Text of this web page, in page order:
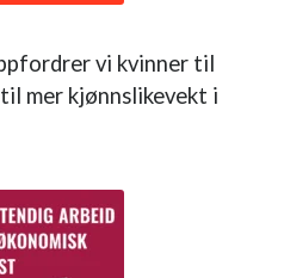
vi kvinner til
mer kjønnslikevekt i